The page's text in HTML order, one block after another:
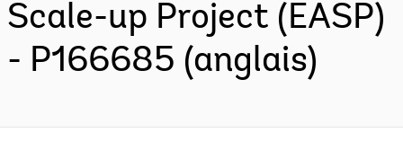
Scale-up Project (EASP)
- P166685 (anglais)